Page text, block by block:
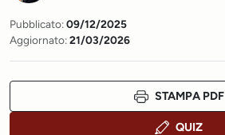
Pubblicato:09/12/2025
Aggiornato:21/03/2026
STAMPA PDF
QUIZ